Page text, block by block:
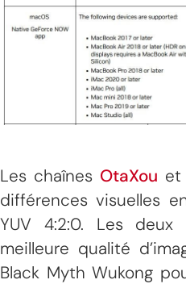
Les chaînes OtaXou et
différences visuelles
YUV 4:2:0. Les deux
meilleure qualité
Black Myth Wukong